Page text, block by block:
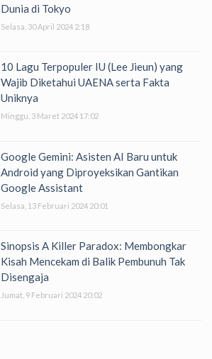
Dunia di Tokyo
Selasa, 30 April 2024 2:18
10 Lagu Terpopuler IU (Lee Jieun) yang
Wajib Diketahui UAENA serta Fakta
Uniknya
Minggu, 3 Maret 2024 17:02
Google Gemini: Asisten AI Baru untuk
Android yang Diproyeksikan Gantikan
Google Assistant
Selasa, 13 Februari 2024 20:01
Sinopsis A Killer Paradox: Membongkar
Kisah Mencekam di Balik Pembunuh Tak
Disengaja
Jumat, 9 Februari 2024 20:02